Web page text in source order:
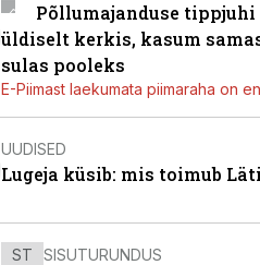
Põllumajanduse
üldiselt kerkis, kasum
sulas pooleks
E-Piimast laekumata piimaraha on
UUDISED
Lugeja küsib: mis toimub
ST SISUTURUNDUS